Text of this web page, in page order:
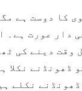
کا دوست ہے
دار عورت ہے۔
وقت دینے کی
ڈھونڈنے نکلا
نکلے